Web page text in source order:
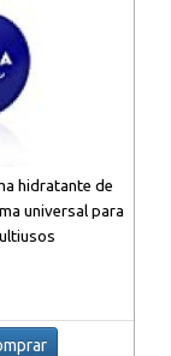
hidratante de
universal para